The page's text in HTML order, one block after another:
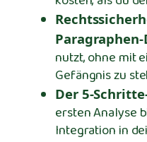
nutzt, ohne mit
Gefängnis zu
Der 5-
ersten Analyse
Integration in